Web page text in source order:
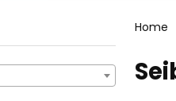
Home